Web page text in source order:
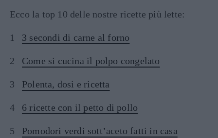
Ecco la top 10 delle nostre ricette più lette:
3 secondi di carne al forno
Come si cucina il polpo congelato
Polenta, dosi e ricetta
6 ricette con il petto di pollo
Pomodori verdi sott’aceto fatti in casa